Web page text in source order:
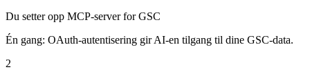
Du setter opp MCP-server for GSC
Én gang: OAuth-autentisering gir AI-en tilgang til dine GSC-data.
2